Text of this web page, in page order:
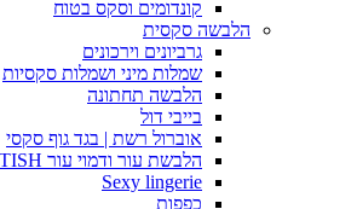
קונדומים וסקס בטוח
הלבשה סקסית
גרביונים וירכונים
שמלות מיני ושמלות סקסיות
הלבשה תחתונה
בייבי דול
אוברול רשת | בגד גוף סקסי
הלבשת עור ודמוי עור FETISH
Sexy lingerie
כפפות